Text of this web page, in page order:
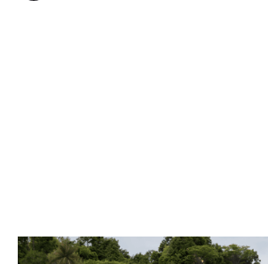
© Architecture Guruji